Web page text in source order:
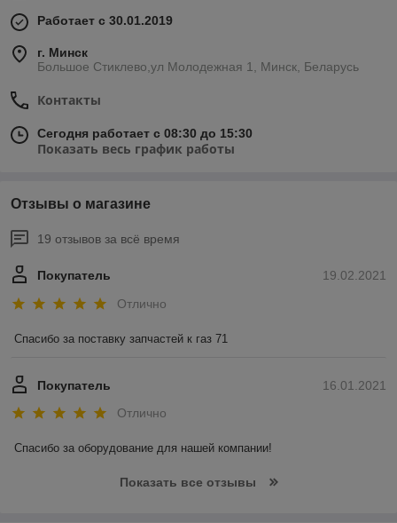
Работает с 30.01.2019
г. Минск
Большое Стиклево,ул Молодежная 1, Минск, Беларусь
Контакты
Сегодня работает с 08:30 до 15:30
Показать весь график работы
Отзывы о магазине
19 отзывов за всё время
19.02.2021
Покупатель
Отлично
Спасибо за поставку запчастей к газ 71
16.01.2021
Покупатель
Отлично
Спасибо за оборудование для нашей компании!
Показать все отзывы